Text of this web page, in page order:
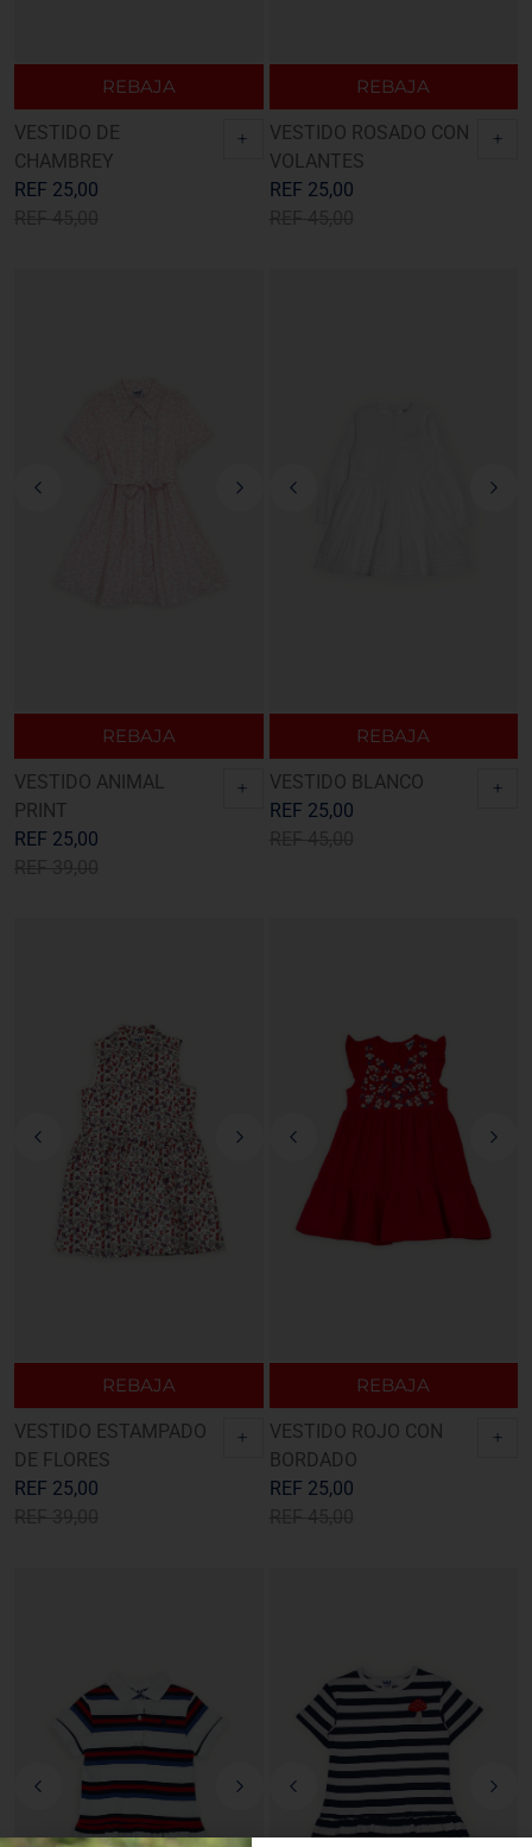
REBAJA
VESTIDO DE
CHAMBREY
REF 25,00
+
REBAJA
VESTIDO ROSADO CON
VOLANTES
REF 25,00
+
REBAJA
VESTIDO ANIMAL
PRINT
REF 25,00
+
REBAJA
VESTIDO BLANCO
REF 25,00
+
REBAJA
VESTIDO ESTAMPADO
DE FLORES
REF 25,00
+
REBAJA
VESTIDO ROJO CON
BORDADO
REF 25,00
+